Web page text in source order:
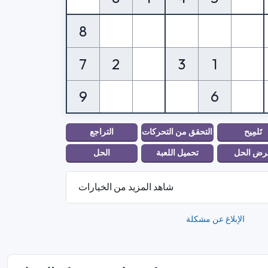
8
7
2 3
1
9
6
شاهد المزيد من الخيارات
الإبلاغ عن مشكلة